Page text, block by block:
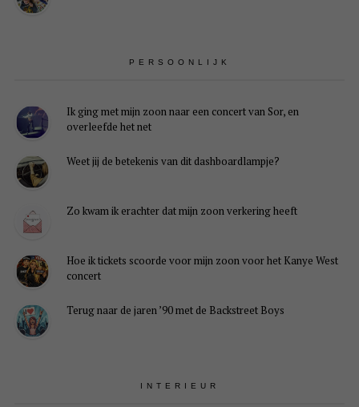
PERSOONLIJK
Ik ging met mijn zoon naar een concert van Sor, en
overleefde het net
Weet jij de betekenis van dit dashboardlampje?
Zo kwam ik erachter dat mijn zoon verkering heeft
Hoe ik tickets scoorde voor mijn zoon voor het Kanye West
concert
Terug naar de jaren ’90 met de Backstreet Boys
INTERIEUR